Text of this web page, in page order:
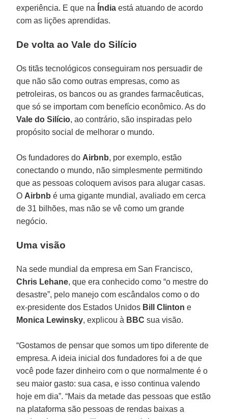
experiência. E que na Índia está atuando de acordo
com as lições aprendidas.
De volta ao Vale do Silício
Os titãs tecnológicos conseguiram nos persuadir de
que não são como outras empresas, como as
petroleiras, os bancos ou as grandes farmacêuticas,
que só se importam com benefício econômico. As do
Vale do Silício, ao contrário, são inspiradas pelo
propósito social de melhorar o mundo.
Os fundadores do Airbnb, por exemplo, estão
conectando o mundo, não simplesmente permitindo
que as pessoas coloquem avisos para alugar casas.
O Airbnb é uma gigante mundial, avaliado em cerca
de 31 bilhões, mas não se vê como um grande
negócio.
Uma visão
Na sede mundial da empresa em San Francisco,
Chris Lehane, que era conhecido como “o mestre do
desastre”, pelo manejo com escândalos como o do
ex-presidente dos Estados Unidos Bill Clinton e
Monica Lewinsky, explicou à BBC sua visão.
“Gostamos de pensar que somos um tipo diferente de
empresa. A ideia inicial dos fundadores foi a de que
você pode fazer dinheiro com o que normalmente é o
seu maior gasto: sua casa, e isso continua valendo
hoje em dia”. “Mais da metade das pessoas que estão
na plataforma são pessoas de rendas baixas a